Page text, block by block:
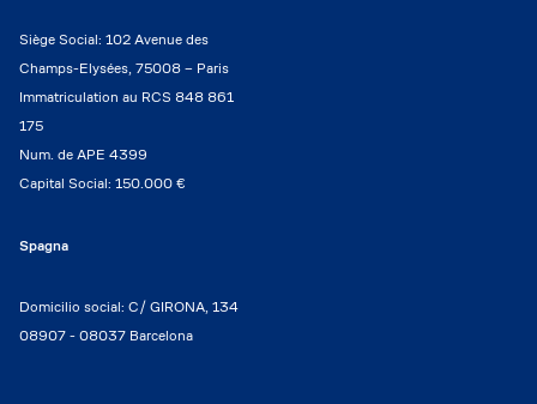
Siège Social: 102 Avenue des
Champs-Elysées, 75008 – Paris
Immatriculation au RCS 848 861
175
Num. de APE 4399
Capital Social: 150.000 €
Spagna
Domicilio social: C/ GIRONA, 134
08907 - 08037 Barcelona